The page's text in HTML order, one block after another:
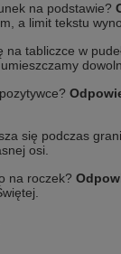
na podstawie?
a limit tekstu
tabliczce w
się podczas
osi.
na roczek?